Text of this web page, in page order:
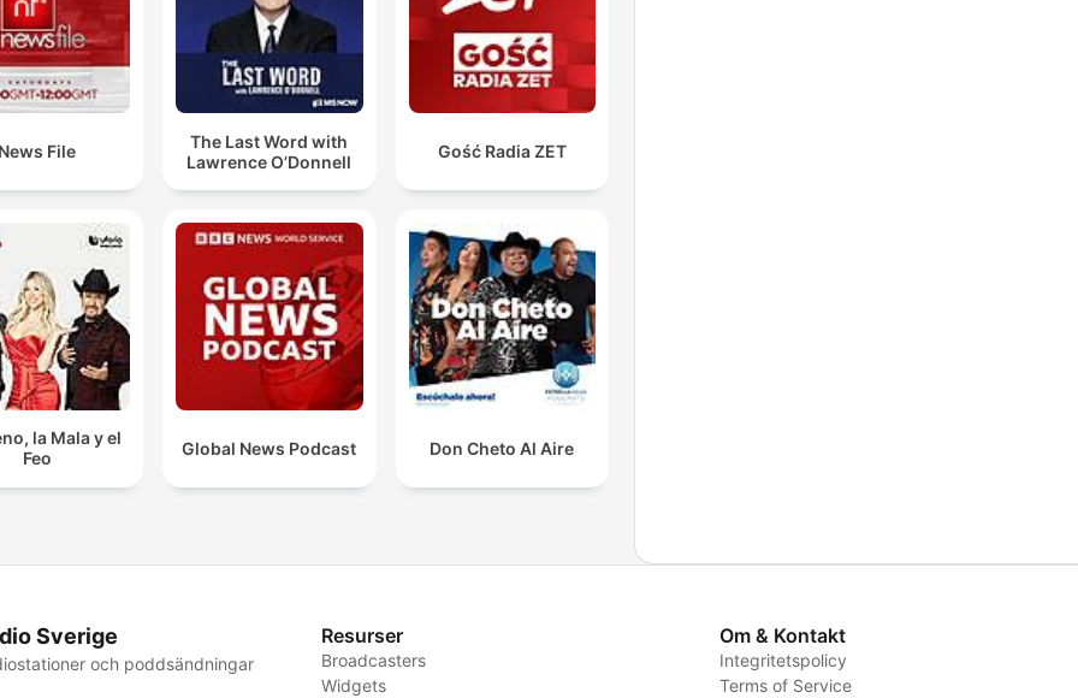
File
The Last Word with
Lawrence O’Donnell
Gość Radia ZET
la Mala y el
Feo
Global News Podcast Don Cheto Al Aire
Sverige
och poddsändningar
Resurser
Broadcasters
Widgets
Om & Kontakt
Integritetspolicy
Terms of Service